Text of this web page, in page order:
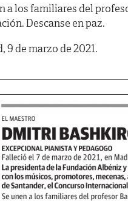
a los familiares del
Descanse en paz.
9 de marzo de 2021.